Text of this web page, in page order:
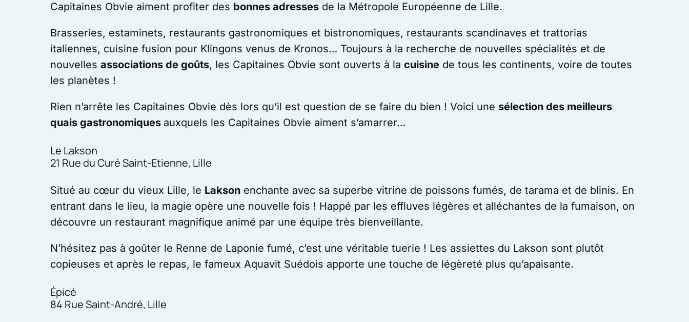
Capitaines Obvie aiment profiter des bonnes adresses de la Métropole Européenne de Lille.
Brasseries, estaminets, restaurants gastronomiques et bistronomiques, restaurants scandinaves et trattorias
italiennes, cuisine fusion pour Klingons venus de Kronos… Toujours à la recherche de nouvelles spécialités et de
nouvelles associations de goûts, les Capitaines Obvie sont ouverts à la cuisine de tous les continents, voire de toutes
les planètes !
Rien n’arrête les Capitaines Obvie dès lors qu’il est question de se faire du bien ! Voici une sélection des meilleurs
quais gastronomiques auxquels les Capitaines Obvie aiment s’amarrer…
Le Lakson
21 Rue du Curé Saint-Etienne, Lille
Situé au cœur du vieux Lille, le Lakson enchante avec sa superbe vitrine de poissons fumés, de tarama et de blinis. En
entrant dans le lieu, la magie opère une nouvelle fois ! Happé par les effluves légères et alléchantes de la fumaison, on
découvre un restaurant magnifique animé par une équipe très bienveillante.
N’hésitez pas à goûter le Renne de Laponie fumé, c’est une véritable tuerie ! Les assiettes du Lakson sont plutôt
copieuses et après le repas, le fameux Aquavit Suédois apporte une touche de légèreté plus qu’apaisante.
Épicé
84 Rue Saint-André, Lille